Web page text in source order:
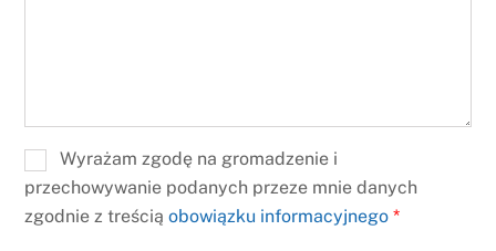
Wyrażam zgodę na gromadzenie i
przechowywanie podanych przeze mnie danych
zgodnie z treściąobowiązku informacyjnego *